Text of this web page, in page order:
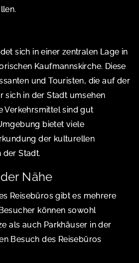
sich in einer zentralen Lage in
Kaufmannskirche. Diese
und Touristen, die auf der
sich in der Stadt umsehen
Verkehrsmittel sind gut
bietet viele
der kulturellen
der Stadt.
Nähe
Reisebüros gibt es mehrere
können sowohl
als auch Parkhäuser in der
Besuch des Reisebüros